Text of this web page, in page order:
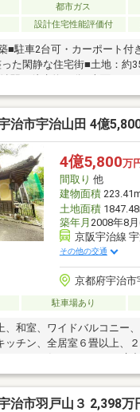
都市ガス
設計住宅性能評価付
■駐車2台可・カーポート付
た閑静な住宅街■土地：約
治駅」徒歩約17分■南面イン
時の住宅性能評価書による
希望は担当の轟木までお気
080-7376-2594
治市宇治山田 4億
4億5,800万
間取り 他
建物面積
土地面積
築年月 2008年8
京阪宇治線
その他の交通
京都府宇治市
駐車場あり
、和室、ワイドバルコニー
ッチン、全居室６畳以上、
者です。・新築・中古・土
住み替えの相談など、お気
でお困りのことがあれば、ぜ
治市羽戸山３ 2,398万